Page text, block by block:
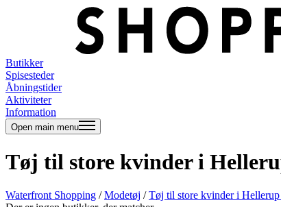
Butikker
Spisesteder
Åbningstider
Aktiviteter
Information
Open main menu
Tøj til store kvinder i
Waterfront Shopping /Modetøj /Tøj til store kvinder i